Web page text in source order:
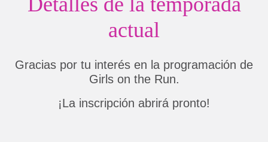
actual
Gracias por tu interés en la programación de
Girls on the Run.
¡La inscripción abrirá pronto!